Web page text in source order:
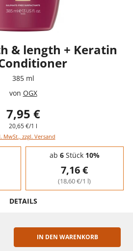
& length + Keratin
385 ml
von OGX
7,95 €
20,65 €/1 l
MwSt., zzgl. Versand
ab 6Stück 10%
7,16 €
(18,60 €/1 l)
DETAILS
IN DEN WARENKORB